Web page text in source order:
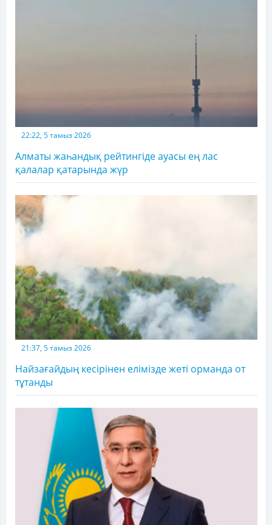
22:22, 5 тамыз 2026
Алматы жаһандық рейтингіде ауасы ең лас
қалалар қатарында жүр
21:37, 5 тамыз 2026
Найзағайдың кесірінен елімізде жеті орманда от
тұтанды